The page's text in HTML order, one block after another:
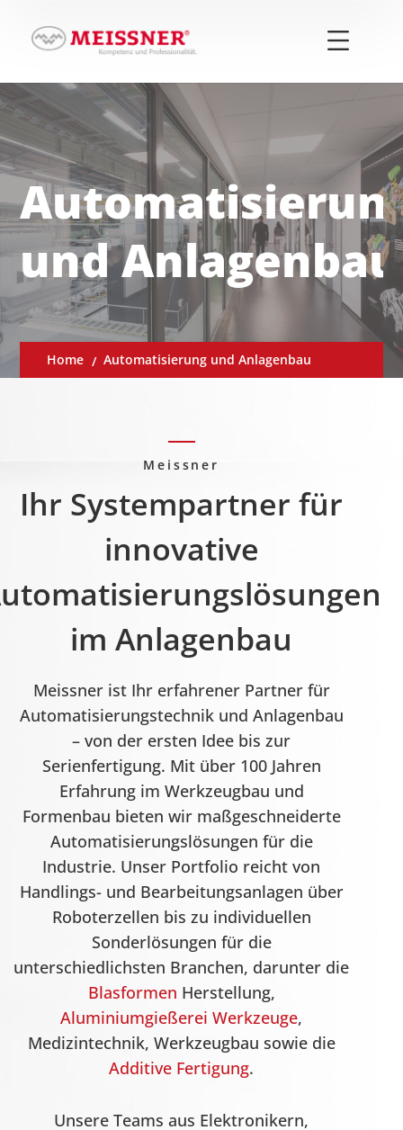
und Anlagenbau
Home Automatisierung und Anlagenbau
Meissner
Ihr Systempartner für
innovative
im Anlagenbau
Meissner ist Ihr erfahrener Partner für
Automatisierungstechnik und Anlagenbau
– von der ersten Idee bis zur
Serienfertigung. Mit über 100 Jahren
Erfahrung im Werkzeugbau und
Formenbau bieten wir maßgeschneiderte
Automatisierungslösungen für die
Industrie. Unser Portfolio reicht von
Handlings- und Bearbeitungsanlagen über
Roboterzellen bis zu individuellen
Sonderlösungen für die
unterschiedlichsten Branchen, darunter die
Blasformen Herstellung,
Aluminiumgießerei Werkzeuge,
Medizintechnik, Werkzeugbau sowie die
Additive Fertigung.
Unsere Teams aus Elektronikern,